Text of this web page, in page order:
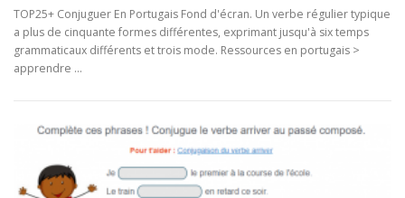
TOP25+ Conjuguer En Portugais Fond d'écran. Un verbe régulier typique
a plus de cinquante formes différentes, exprimant jusqu'à six temps
grammaticaux différents et trois mode. Ressources en portugais >
apprendre …